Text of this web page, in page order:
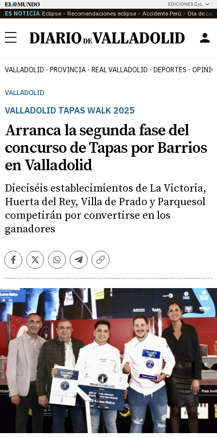
EDICIONES CyL
ES NOTICIA Eclipse Recomendaciones eclipse Accidente Perú Ola de
Menú
VALLADOLID PROVINCIA REAL VALLADOLID DEPORTES
VALLADOLID
VALLADOLID TAPAS WALK 2025
Arranca la segunda fase del
concurso de Tapas por Barrios
en Valladolid
Dieciséis establecimientos de La Victoria,
Huerta del Rey, Villa de Prado y Parquesol
competirán por convertirse en los
ganadores
FacebookTwitterWhatsappTelegramCopiar